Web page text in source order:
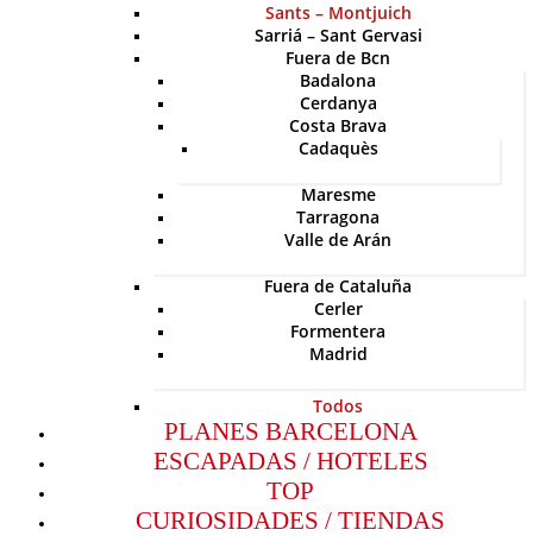
Sants – Montjuich
Sarriá – Sant Gervasi
Fuera de Bcn
Badalona
Cerdanya
Costa Brava
Cadaquès
Maresme
Tarragona
Valle de Arán
Fuera de Cataluña
Cerler
Formentera
Madrid
Todos
PLANES BARCELONA
ESCAPADAS / HOTELES
TOP
CURIOSIDADES / TIENDAS